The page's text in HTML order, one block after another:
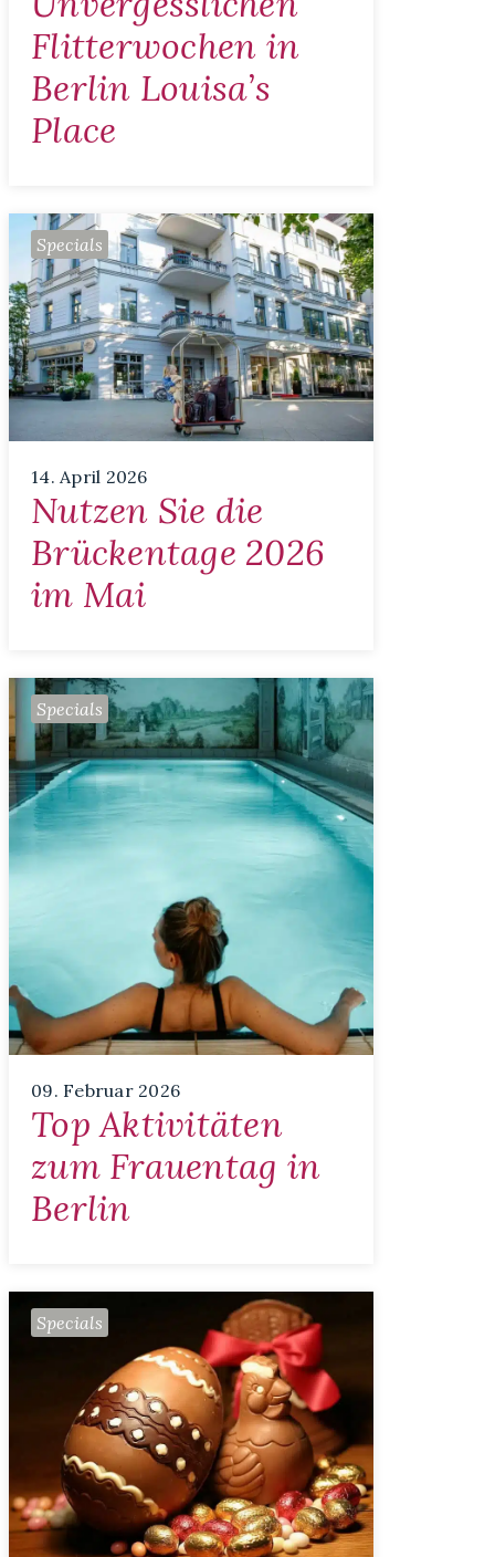
Flitterwochen in
Berlin Louisa’s
Place
14. April 2026
Nutzen Sie die
Brückentage 2026
im Mai
Specials
09. Februar 2026
Top Aktivitäten
zum Frauentag in
Berlin
Specials
Specials